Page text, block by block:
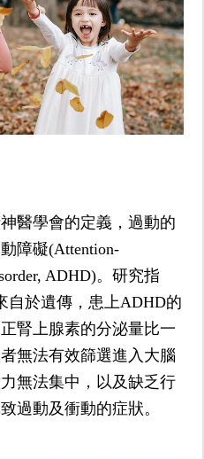
醫學會的定義，過動的
障礙(Attention-
ADHD)。研究指
自於遺傳，患上ADHD的
腎上腺素的分泌量比一
無法有效篩選進入大腦
無法集中，以及缺乏行
過動及衝動的症狀。